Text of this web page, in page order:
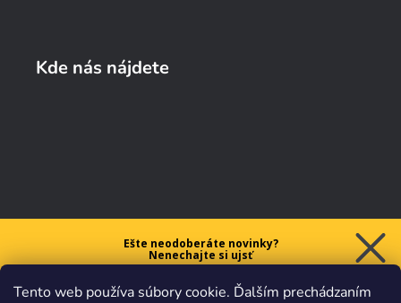
Tento web používa súbory cookie. Ďalším prechádzaním
Kde nás nájdete
Ešte neodoberáte novinky?
Nenechajte si ujsť
na prvý nákup nad 40 €.